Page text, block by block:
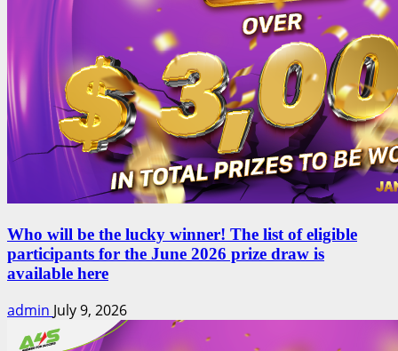
Who will be the lucky winner! The list of eligible
participants for the June 2026 prize draw is
available here
admin July 9, 2026